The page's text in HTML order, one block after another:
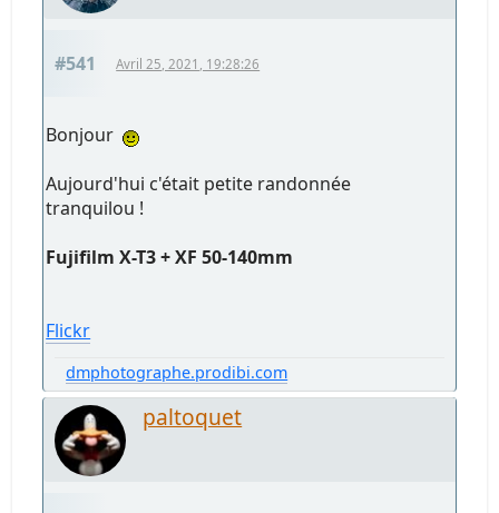
#541 Avril 25, 2021, 19:28:26
Bonjour
Aujourd'hui c'était petite randonnée
tranquilou !
Fujifilm X-T3 + XF 50-140mm
Flickr
dmphotographe.prodibi.com
paltoquet